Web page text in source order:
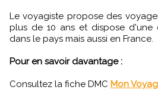
Le voyagiste propose des
plus de 10 ans et dispose d'une
dans le pays mais aussi en France.
Pour en savoir davantage :
Consultez la fiche DMC Mon